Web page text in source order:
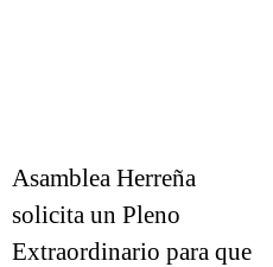
Asamblea Herreña
solicita un Pleno
Extraordinario para que